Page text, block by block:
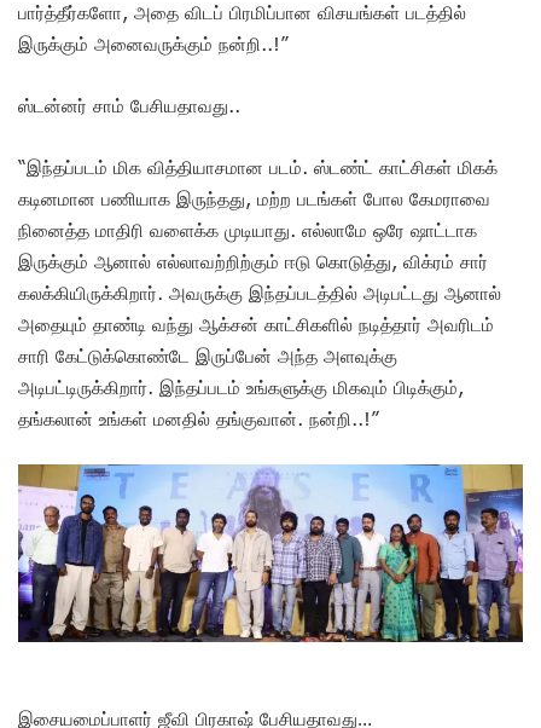
பார்த்தீர்களோ, அதை விடப் பிரமிப்பான விசயங்கள் படத்தில்
இருக்கும் அனைவருக்கும் நன்றி..!”
ஸ்டன்னர் சாம் பேசியதாவது..
“இந்தப்படம் மிக வித்தியாசமான படம். ஸ்டண்ட் காட்சிகள் மிகக்
கடினமான பணியாக இருந்தது, மற்ற படங்கள் போல கேமராவை
நினைத்த மாதிரி வளைக்க முடியாது. எல்லாமே ஒரே ஷாட்டாக
இருக்கும் ஆனால் எல்லாவற்றிற்கும் ஈடு கொடுத்து, விக்ரம் சார்
கலக்கியிருக்கிறார். அவருக்கு இந்தப்படத்தில் அடிபட்டது ஆனால்
அதையும் தாண்டி வந்து ஆக்சன் காட்சிகளில் நடித்தார் அவரிடம்
சாரி கேட்டுக்கொண்டே இருப்பேன் அந்த அளவுக்கு
அடிபட்டிருக்கிறார். இந்தப்படம் உங்களுக்கு மிகவும் பிடிக்கும்,
தங்கலான் உங்கள் மனதில் தங்குவான். நன்றி..!”
இசையமைப்பாளர் ஜீவி பிரகாஷ் பேசியதாவது…